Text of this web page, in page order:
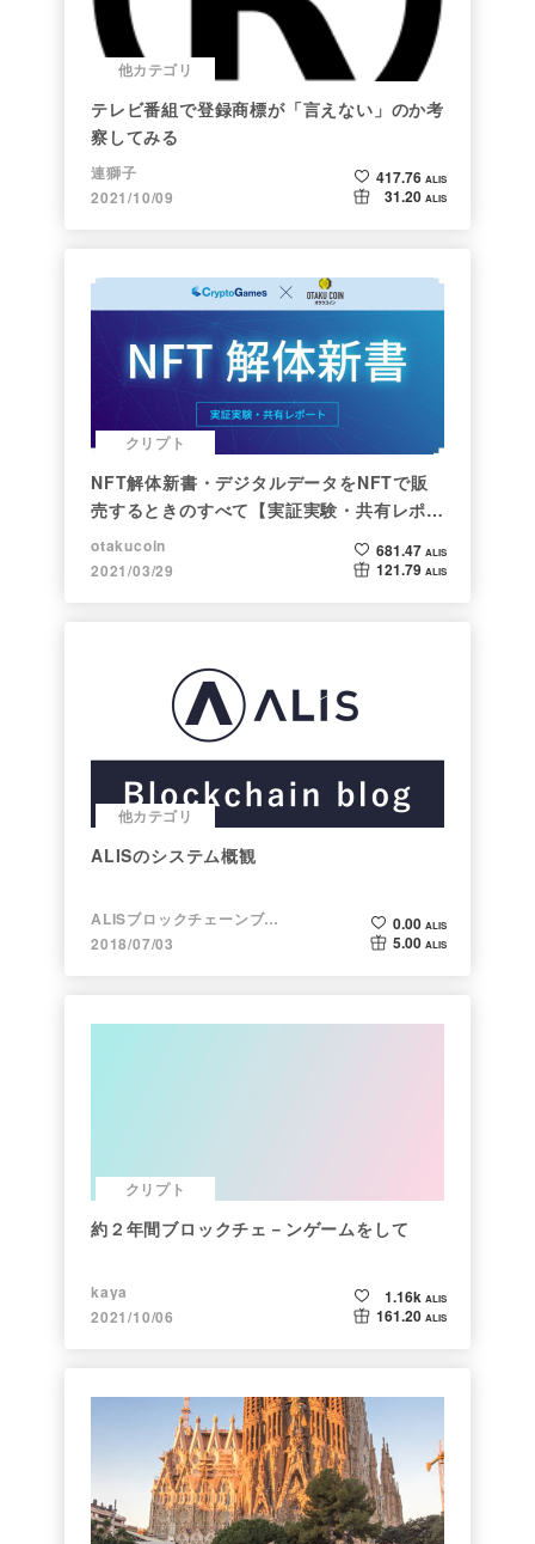
他カテゴリ
テレビ番組で登録商標が「言えない」のか考
察してみる
連獅子
2021/10/09
417.76 ALIS
31.20 ALIS
クリプト
NFT解体新書・デジタルデータをNFTで販
売するときのすべて【実証実験・共有レポー
ト】
otakucoin
2021/03/29
681.47 ALIS
121.79 ALIS
他カテゴリ
ALISのシステム概観
ALISブロックチェーンブログ
2018/07/03
0.00 ALIS
5.00 ALIS
クリプト
約２年間ブロックチェ－ンゲームをして
kaya
2021/10/06
1.16k ALIS
161.20 ALIS